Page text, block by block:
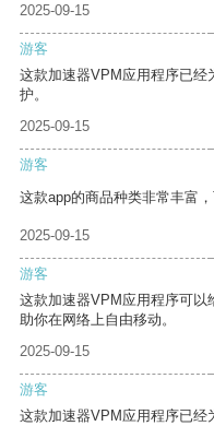
2025-09-15
游客
这款加速器VPM应用程序已经
护。
2025-09-15
游客
这款app的商品种类非常丰富
2025-09-15
游客
这款加速器VPM应用程序可以
助你在网络上自由移动。
2025-09-15
游客
这款加速器VPM应用程序已经